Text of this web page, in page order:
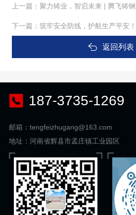
上一篇： 聚力铸业，智启未来 | 腾飞铸钢邀您共赴第
下一篇： 筑牢安全防线，护航生产平安！腾飞铸
返回列表
187-3735-1269
邮箱：tengfeizhugang@163.com
地址：河南省辉县市孟庄镇工业园区